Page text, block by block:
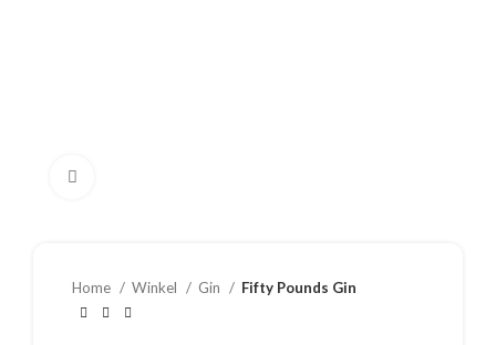
Home Winkel Gin Fifty Pounds Gin